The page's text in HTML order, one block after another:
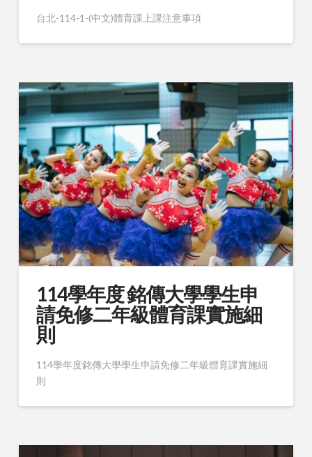
台北-114-1-(中文)體育課上課注意事項
114學年度 銘傳大學學生申
請免修二年級體育課實施細
則
114學年度銘傳大學學生申請免修二年級體育課實施細
則